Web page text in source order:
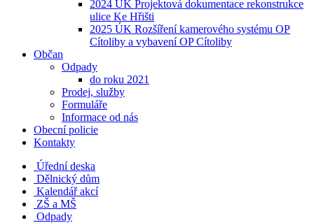
2024 ÚK Projektová dokumentace rekonstrukce
ulice Ke Hřišti
2025 ÚK Rozšíření kamerového systému OP
Cítoliby a vybavení OP Cítoliby
Občan
Odpady
do roku 2021
Prodej, služby
Formuláře
Informace od nás
Obecní policie
Kontakty
Úřední deska
Dělnický dům
Kalendář akcí
ZŠ a MŠ
Odpady